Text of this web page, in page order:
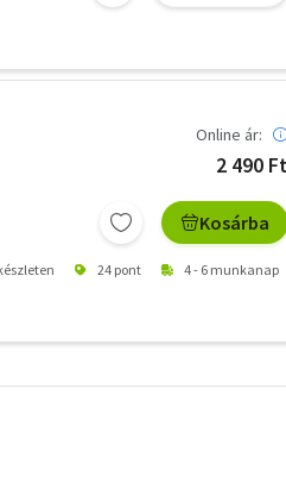
Online ár:
2 490
Kosárba
24 pont 4 - 6 munkanap